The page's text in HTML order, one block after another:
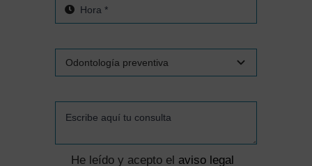
He leído y acepto el aviso legal